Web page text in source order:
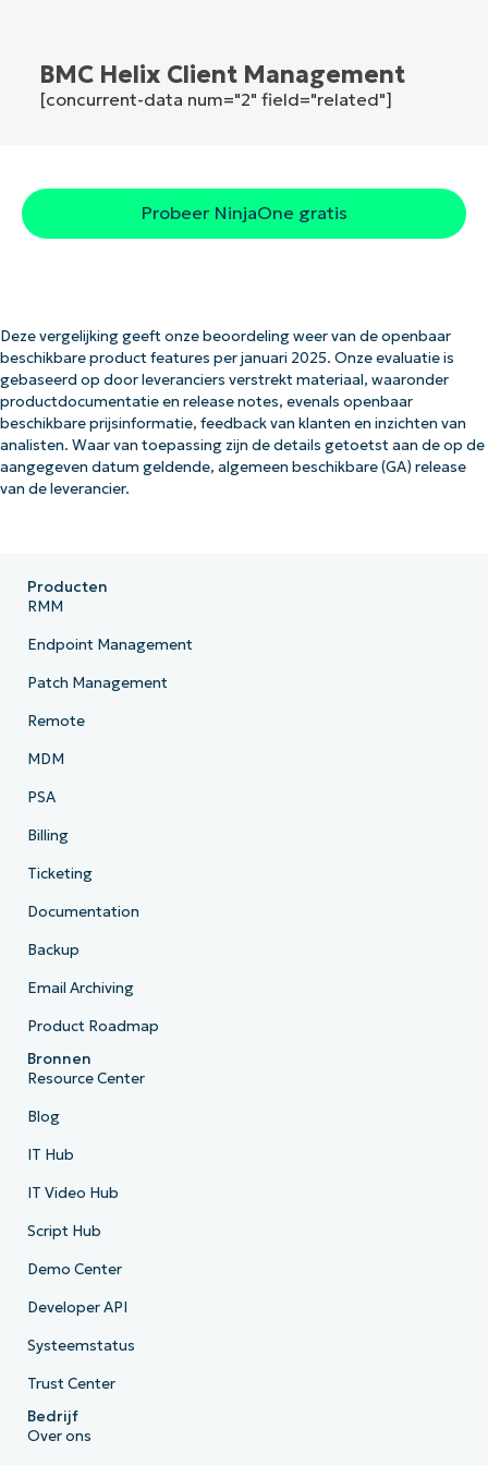
BMC Helix Client Management
[concurrent-data num="2" field="related"]
Probeer NinjaOne gratis
Deze vergelijking geeft onze beoordeling weer van de openbaar
beschikbare product features per januari 2025. Onze evaluatie is
gebaseerd op door leveranciers verstrekt materiaal, waaronder
productdocumentatie en release notes, evenals openbaar
beschikbare prijsinformatie, feedback van klanten en inzichten van
analisten. Waar van toepassing zijn de details getoetst aan de op de
aangegeven datum geldende, algemeen beschikbare (GA) release
van de leverancier.
Producten
RMM
Endpoint Management
Patch Management
Remote
MDM
PSA
Billing
Ticketing
Documentation
Backup
Email Archiving
Product Roadmap
Bronnen
Resource Center
Blog
IT Hub
IT Video Hub
Script Hub
Demo Center
Developer API
Systeemstatus
Trust Center
Bedrijf
Over ons